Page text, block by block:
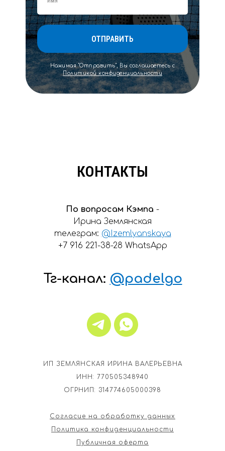
ОТПРАВИТЬ
Нажимая "Отправить", Вы соглашаетесь с
Политикой конфиденциальности
КОНТАКТЫ
По вопросам Кэмпа -
Ирина Землянская
телеграм: @Izemlyanskaya
+7 916 221-38-28 WhatsApp
Тг-канал: @padelgo
ИП ЗЕМЛЯНСКАЯ ИРИНА ВАЛЕРЬЕВНА
ИНН: 770505348940
ОГРНИП: 314774605000398
Согласие на обработку данных
Политика конфиденциальности
Публичная оферта